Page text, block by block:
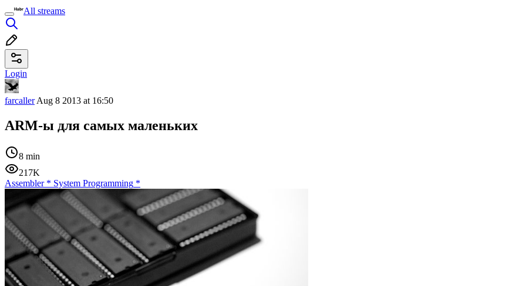
All streams
Login
farcallerAug 8 2013 at 16:50
ARM-ы для самых маленьких
8 min
217K
Assembler* System Programming *